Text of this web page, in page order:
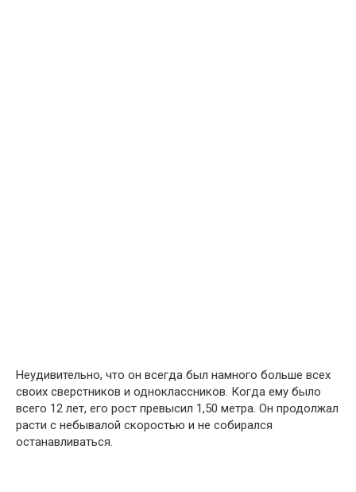
Неудивительно, что он всегда был намного больше всех
своих сверстников и одноклассников. Когда ему было
всего 12 лет, его рост превысил 1,50 метра. Он продолжал
расти с небывалой скоростью и не собирался
останавливаться.